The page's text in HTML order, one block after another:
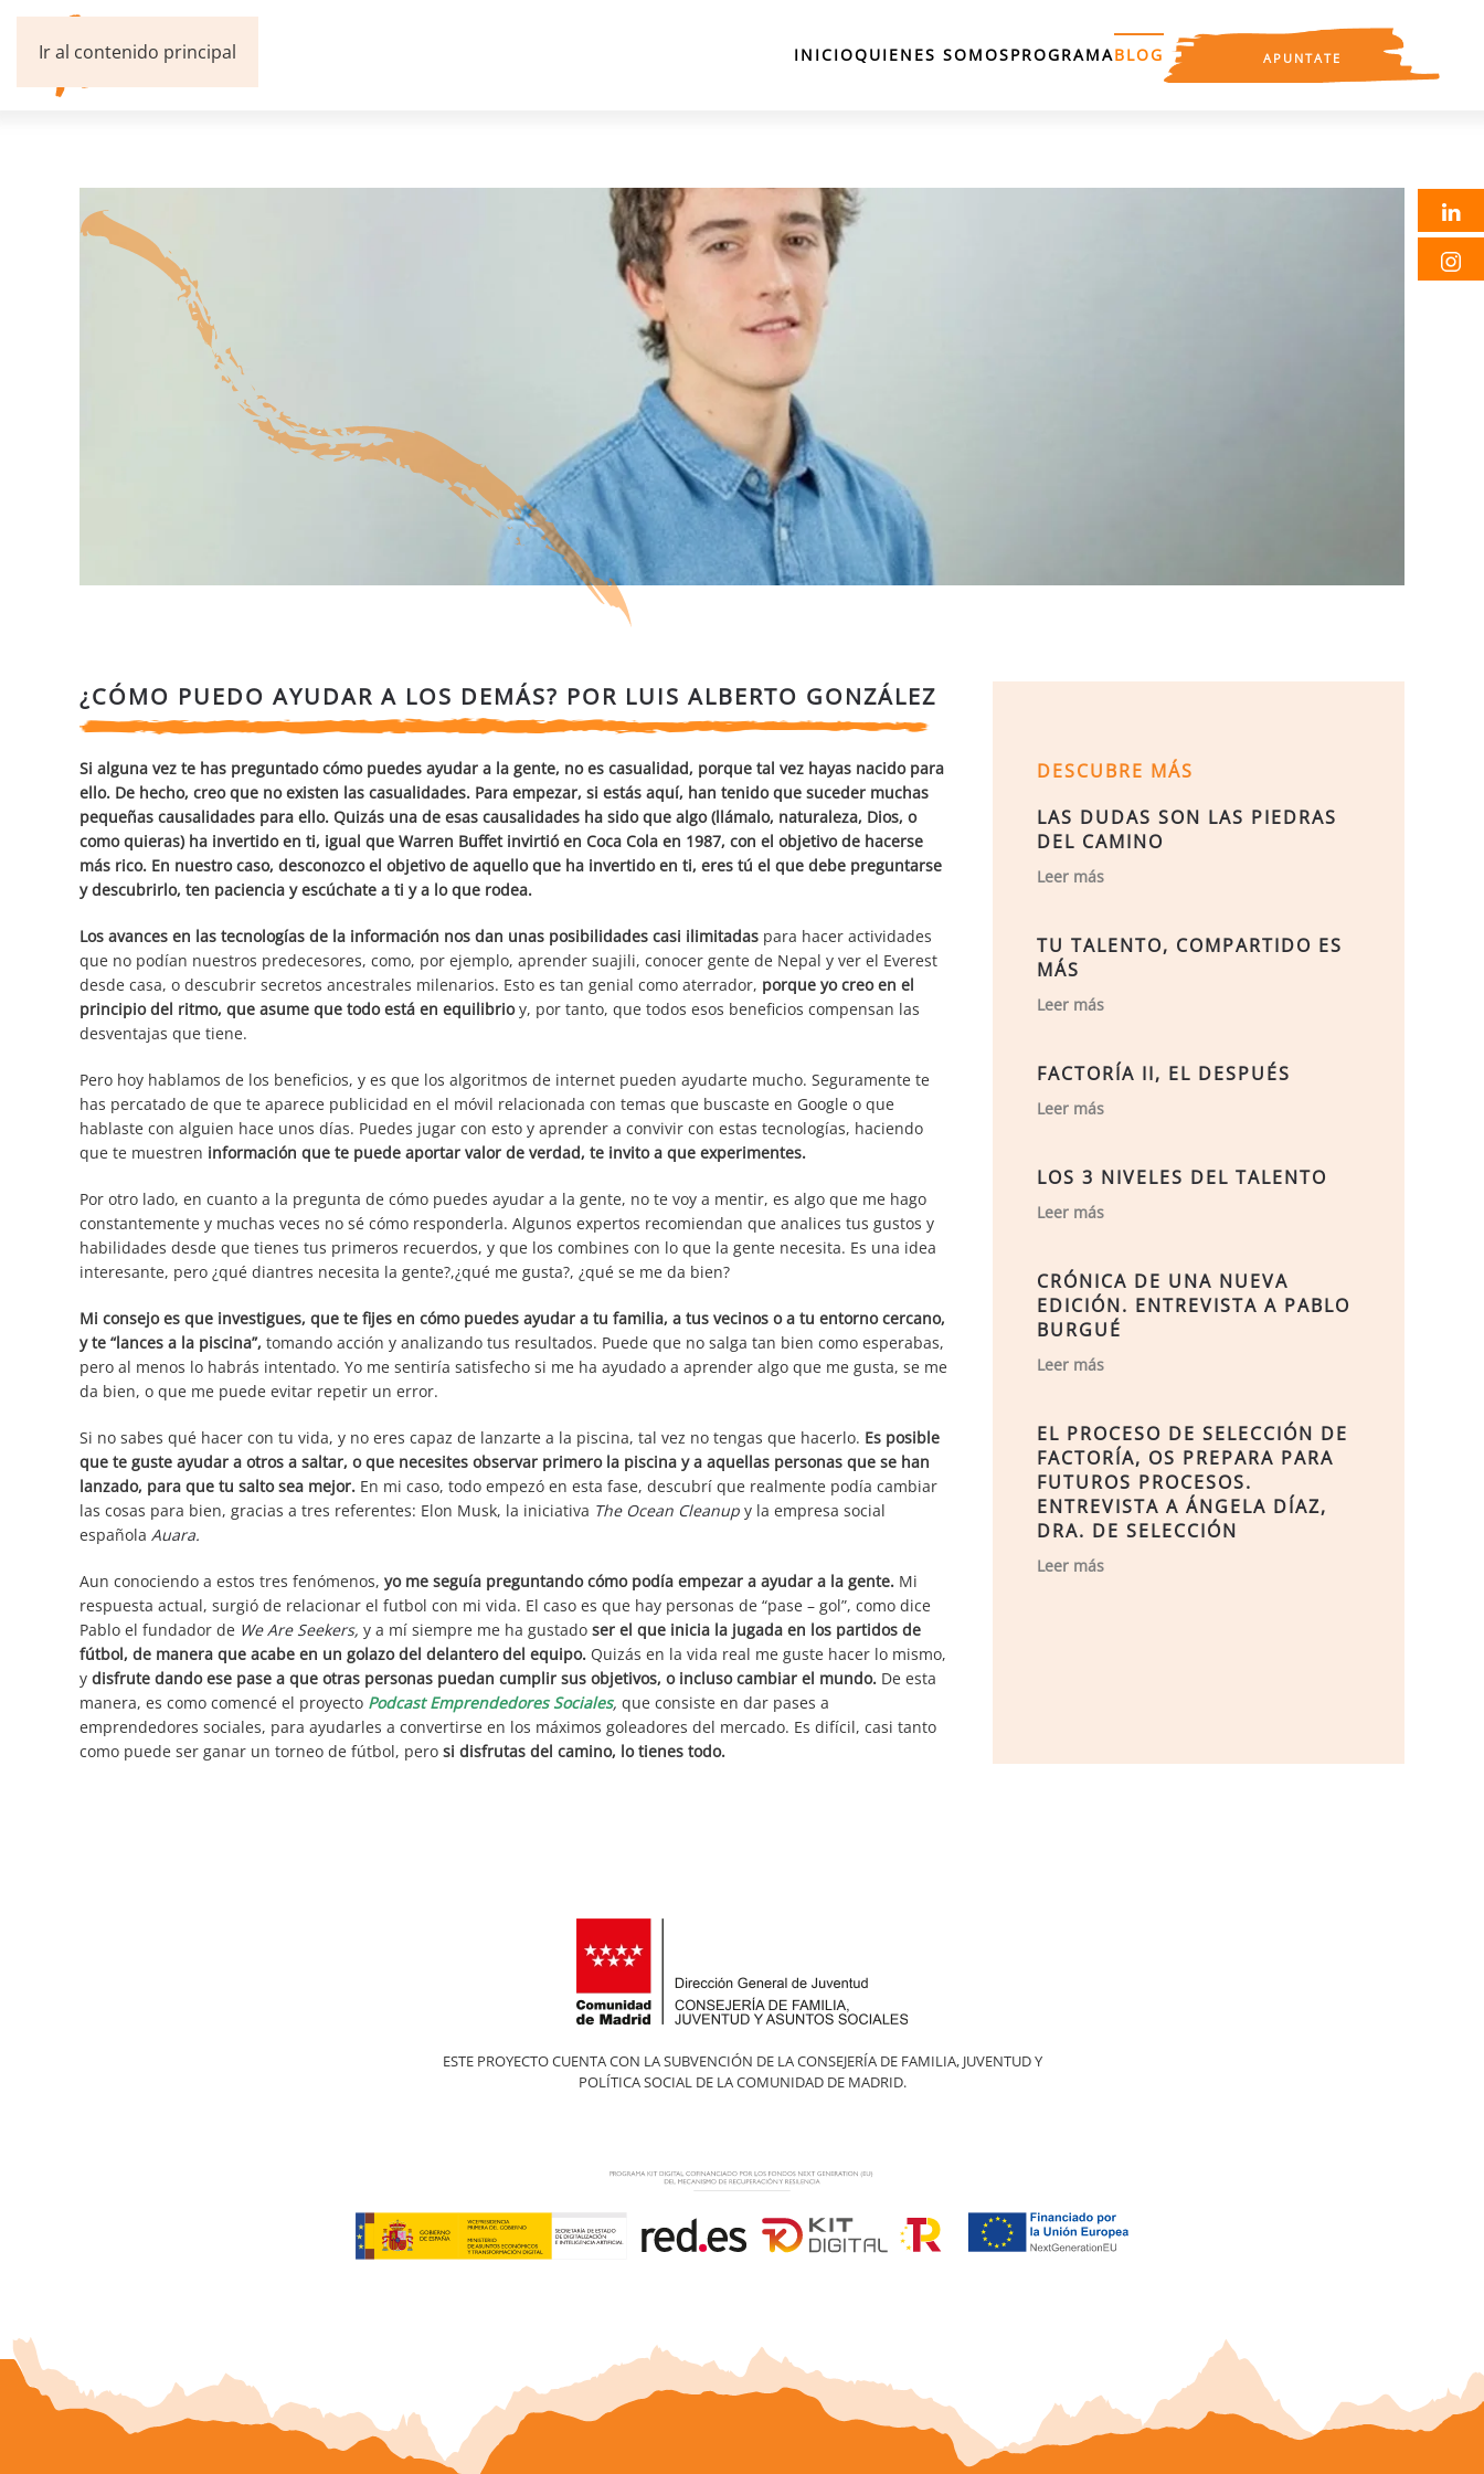
Ir al contenido principal INICIOQUIENES SOMOSPROGRAMABLOG APUNTATE
¿CÓMO PUEDO AYUDAR A LOS DEMÁS? POR LUIS ALBERTO GONZÁLEZ
Si alguna vez te has preguntado cómo puedes ayudar a la gente, no es casualidad, porque tal vez hayas nacido para
ello. De hecho, creo que no existen las casualidades. Para empezar, si estás aquí, han tenido que suceder muchas
pequeñas causalidades para ello. Quizás una de esas causalidades ha sido que algo (llámalo, naturaleza, Dios, o
como quieras) ha invertido en ti, igual que Warren Buffet invirtió en Coca Cola en 1987, con el objetivo de hacerse
más rico. En nuestro caso, desconozco el objetivo de aquello que ha invertido en ti, eres tú el que debe preguntarse
y descubrirlo, ten paciencia y escúchate a ti y a lo que rodea.
Los avances en las tecnologías de la información nos dan unas posibilidades casi ilimitadas para hacer actividades
que no podían nuestros predecesores, como, por ejemplo, aprender suajili, conocer gente de Nepal y ver el Everest
desde casa, o descubrir secretos ancestrales milenarios. Esto es tan genial como aterrador, porque yo creo en el
principio del ritmo, que asume que todo está en equilibrioy, por tanto, que todos esos beneficios compensan las
desventajas que tiene.
Pero hoy hablamos de los beneficios, y es que los algoritmos de internet pueden ayudarte mucho. Seguramente te
has percatado de que te aparece publicidad en el móvil relacionada con temas que buscaste en Google o que
hablaste con alguien hace unos días. Puedes jugar con esto y aprender a convivir con estas tecnologías, haciendo
que te muestren información que te puede aportar valor de verdad, te invito a que experimentes.
Por otro lado, en cuanto a la pregunta de cómo puedes ayudar a la gente, no te voy a mentir, es algo que me hago
constantemente y muchas veces no sé cómo responderla. Algunos expertos recomiendan que analices tus gustos y
habilidades desde que tienes tus primeros recuerdos, y que los combines con lo que la gente necesita. Es una idea
interesante, pero ¿qué diantres necesita la gente?,¿qué me gusta?, ¿qué se me da bien?
Mi consejo es que investigues, que te fijes en cómo puedes ayudar a tu familia, a tus vecinos o a tu entorno cercano,
y te “lances a la piscina”, tomando acción y analizando tus resultados. Puede que no salga tan bien como esperabas,
pero al menos lo habrás intentado. Yo me sentiría satisfecho si me ha ayudado a aprender algo que me gusta, se me
da bien, o que me puede evitar repetir un error.
Si no sabes qué hacer con tu vida, y no eres capaz de lanzarte a la piscina, tal vez no tengas que hacerlo. Es posible
que te guste ayudar a otros a saltar, o que necesites observar primero la piscina y a aquellas personas que se han
lanzado, para que tu salto sea mejor. En mi caso, todo empezó en esta fase, descubrí que realmente podía cambiar
las cosas para bien, gracias a tres referentes: Elon Musk, la iniciativa The Ocean Cleanup y la empresa social
española Auara.
Aun conociendo a estos tres fenómenos, yo me seguía preguntando cómo podía empezar a ayudar a la gente. Mi
respuesta actual, surgió de relacionar el futbol con mi vida. El caso es que hay personas de “pase – gol”, como dice
Pablo el fundador de We Are Seekers, y a mí siempre me ha gustado ser el que inicia la jugada en los partidos de
fútbol, de manera que acabe en un golazo del delantero del equipo. Quizás en la vida real me guste hacer lo mismo,
y disfrute dando ese pase a que otras personas puedan cumplir sus objetivos, o incluso cambiar el mundo. De esta
manera, es como comencé el proyecto Podcast Emprendedores Sociales, que consiste en dar pases a
emprendedores sociales, para ayudarles a convertirse en los máximos goleadores del mercado. Es difícil, casi tanto
como puede ser ganar un torneo de fútbol, pero si disfrutas del camino, lo tienes todo.
DESCUBRE MÁS
LAS DUDAS SON LAS PIEDRAS
DEL CAMINO
Leer más
TU TALENTO, COMPARTIDO ES
MÁS
Leer más
FACTORÍA II, EL DESPUÉS
Leer más
LOS 3 NIVELES DEL TALENTO
Leer más
CRÓNICA DE UNA NUEVA
EDICIÓN. ENTREVISTA A PABLO
BURGUÉ
Leer más
EL PROCESO DE SELECCIÓN DE
FACTORÍA, OS PREPARA PARA
FUTUROS PROCESOS.
ENTREVISTA A ÁNGELA DÍAZ,
DRA. DE SELECCIÓN
Leer más
ESTE PROYECTO CUENTA CON LA SUBVENCIÓN DE LA CONSEJERÍA DE FAMILIA, JUVENTUD Y
POLÍTICA SOCIAL DE LA COMUNIDAD DE MADRID.